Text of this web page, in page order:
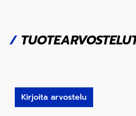
/
Kirjoita arvostelu